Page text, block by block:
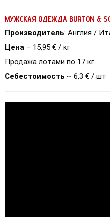
МУЖСКАЯ ОДЕЖДА BURTON &
Производитель: Англия /
Цена – 15,95 € / кг
Продажа лотами по 17 кг
Себестоимость ~ 6,3 € / шт